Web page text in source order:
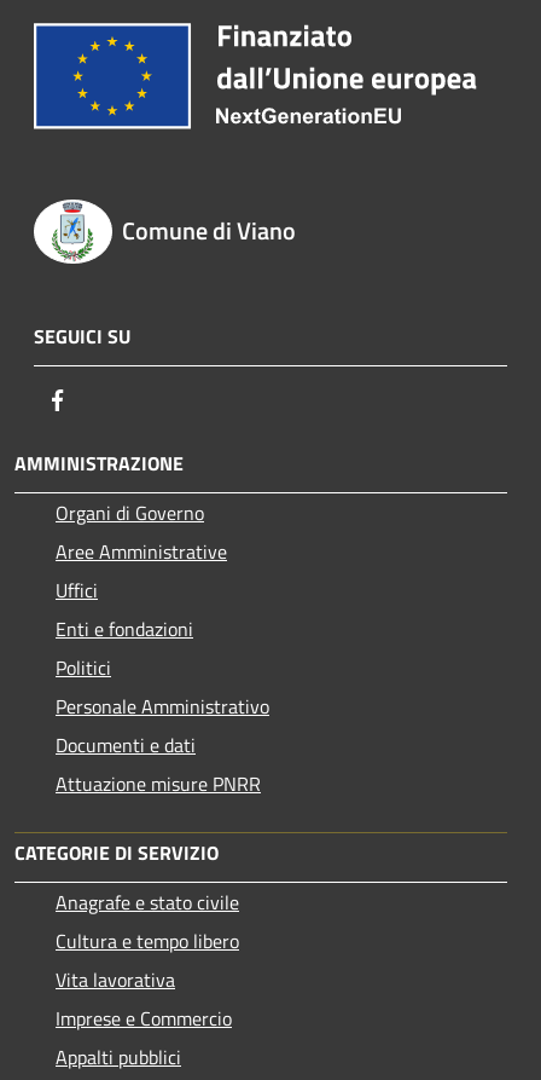
Comune di Viano
SEGUICI SU
AMMINISTRAZIONE
Organi di Governo
Aree Amministrative
Uffici
Enti e fondazioni
Politici
Personale Amministrativo
Documenti e dati
Attuazione misure PNRR
CATEGORIE DI SERVIZIO
Anagrafe e stato civile
Cultura e tempo libero
Vita lavorativa
Imprese e Commercio
Appalti pubblici